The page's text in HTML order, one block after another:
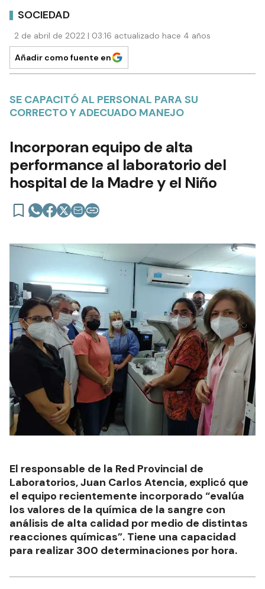
SOCIEDAD
2 de abril de 2022 | 03:16 actualizado hace 4 años
Añadir como fuente en
SE CAPACITÓ AL PERSONAL PARA SU
CORRECTO Y ADECUADO MANEJO
Incorporan equipo de alta
performance al laboratorio del
hospital de la Madre y el Niño
El responsable de la Red Provincial de
Laboratorios, Juan Carlos Atencia, explicó que
el equipo recientemente incorporado “evalúa
los valores de la química de la sangre con
análisis de alta calidad por medio de distintas
reacciones químicas”. Tiene una capacidad
para realizar 300 determinaciones por hora.